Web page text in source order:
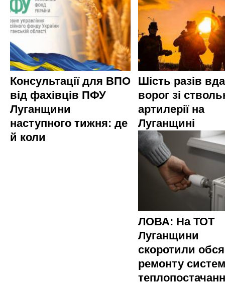
Консультації для ВПО
від фахівців ПФУ
Луганщини
наступного тижня: де
й коли
Шість разів
ворог зі
артилерії на
Луганщині
ЛОВА: На ТОТ
Луганщини
скоротили
ремонту